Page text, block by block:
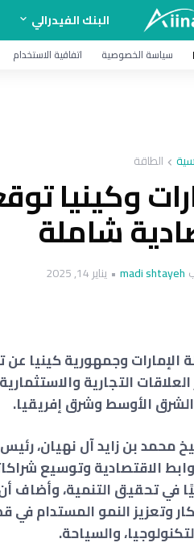
البنك الفيدرالي
سياسة الخصوصية اتفاقية الاستخدام
الطاقة
وكينيا
شاملة
madi shtayeh
• يناير 14, 2025
الإمارات وجمهورية كينيا
العلاقات التجارية
الأوسط وشرق إفريقيا.
محمد بن زايد آل نهيان،
الاقتصادية وتوسيع
في تحقيق التنمية، وأضاف
وتعزيز النمو المستدام في
والسياحة.